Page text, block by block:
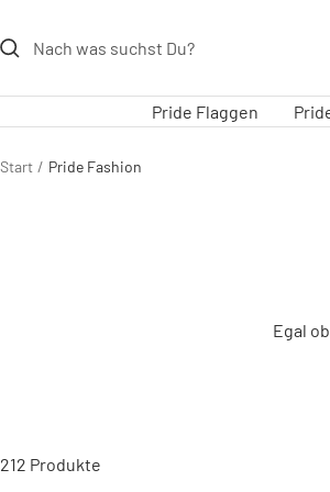
zum
Pride Flaggen
Start Pride Fashion
Egal
212 Produkte